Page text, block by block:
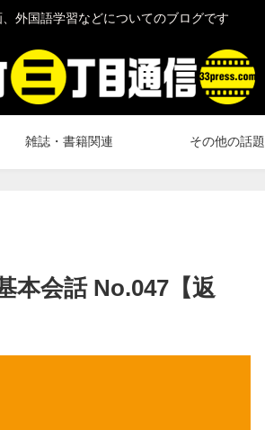
外国語学習などについてのブログです
雑誌・書籍関連 その他の話題
本会話 No.047【返